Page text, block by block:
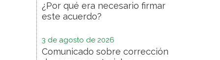
¿Por qué era necesario firmar
este acuerdo?
3 de agosto de 2026
Comunicado sobre corrección